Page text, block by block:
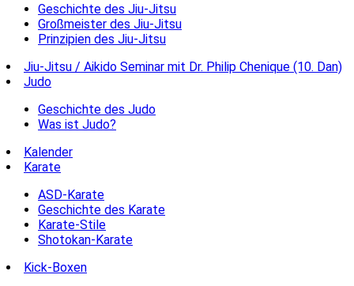
Geschichte des Jiu-Jitsu
Großmeister des Jiu-Jitsu
Prinzipien des Jiu-Jitsu
Jiu-Jitsu / Aikido Seminar mit Dr. Philip Chenique (10. Dan)
Judo
Geschichte des Judo
Was ist Judo?
Kalender
Karate
ASD-Karate
Geschichte des Karate
Karate-Stile
Shotokan-Karate
Kick-Boxen